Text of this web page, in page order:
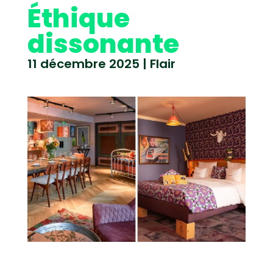
Éthique
dissonante
11 décembre 2025 | Flair